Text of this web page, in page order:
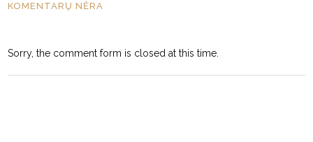
KOMENTARŲ NĖRA
Sorry, the comment form is closed at this time.